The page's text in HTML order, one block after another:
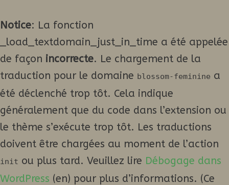
Notice: La fonction
_load_textdomain_just_in_time a été appelée
de façon incorrecte. Le chargement de la
traduction pour le domaine blossom-feminine a
été déclenché trop tôt. Cela indique
généralement que du code dans l’extension ou
le thème s’exécute trop tôt. Les traductions
doivent être chargées au moment de l’action
init ou plus tard. Veuillez lire Débogage dans
WordPress (en) pour plus d’informations. (Ce